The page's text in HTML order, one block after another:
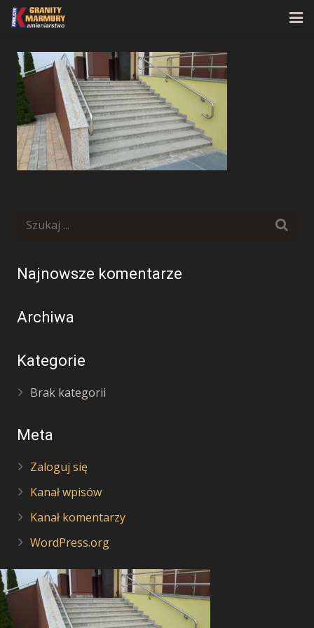
Strona główna
O firmie
Oferta
Realizacje
Najnowsze komentarze
Archiwa
Kategorie
Brak kategorii
Meta
Zaloguj się
Kanał wpisów
Kanał komentarzy
WordPress.org